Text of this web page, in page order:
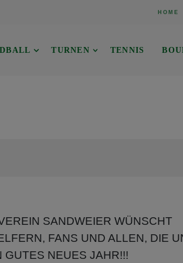
HOME
TURNEN TENNIS
SANDWEIER WÜNSCHT
FANS UND ALLEN, DIE
GUTES NEUES JAHR!!!